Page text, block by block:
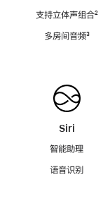
支持立体声组合脚
²
多房间音频脚
³
Siri
智能助理
语音识别